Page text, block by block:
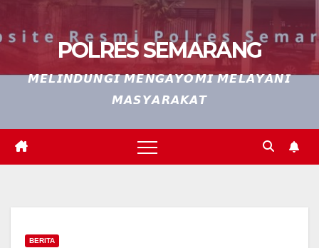
POLRES SEMARANG
𝙈𝙀𝙇𝙄𝙉𝘿𝙐𝙉𝙂𝙄 𝙈𝙀𝙉𝙂𝘼𝙔𝙊𝙈𝙄 𝙈𝙀𝙇𝘼𝙔𝘼𝙉𝙄
𝙈𝘼𝙎𝙔𝘼𝙍𝘼𝙆𝘼𝙏
BERITA